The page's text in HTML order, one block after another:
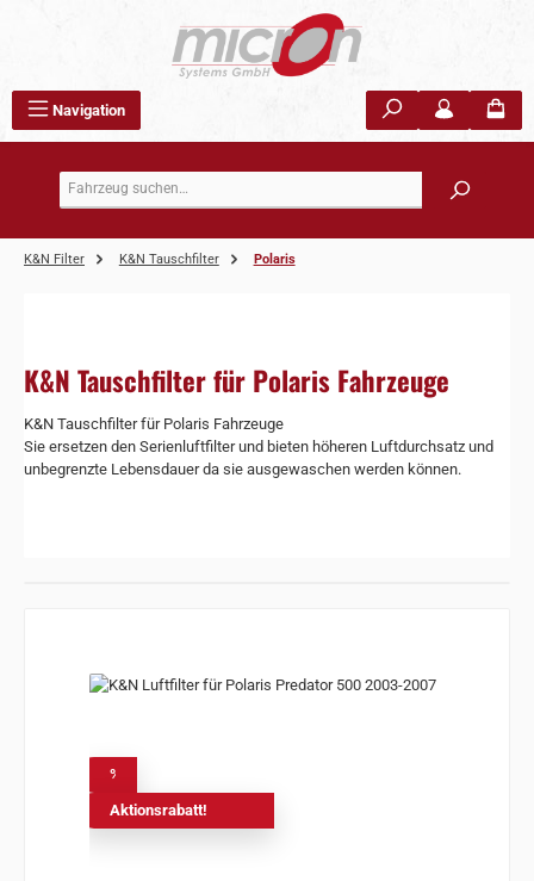
Navigation
K&N Filter K&N Tauschfilter Polaris
K&N Tauschfilter für Polaris Fahrzeuge
K&N Tauschfilter für Polaris Fahrzeuge
Sie ersetzen den Serienluftfilter und bieten höheren Luftdurchsatz und
unbegrenzte Lebensdauer da sie ausgewaschen werden können.
Aktionsrabatt!